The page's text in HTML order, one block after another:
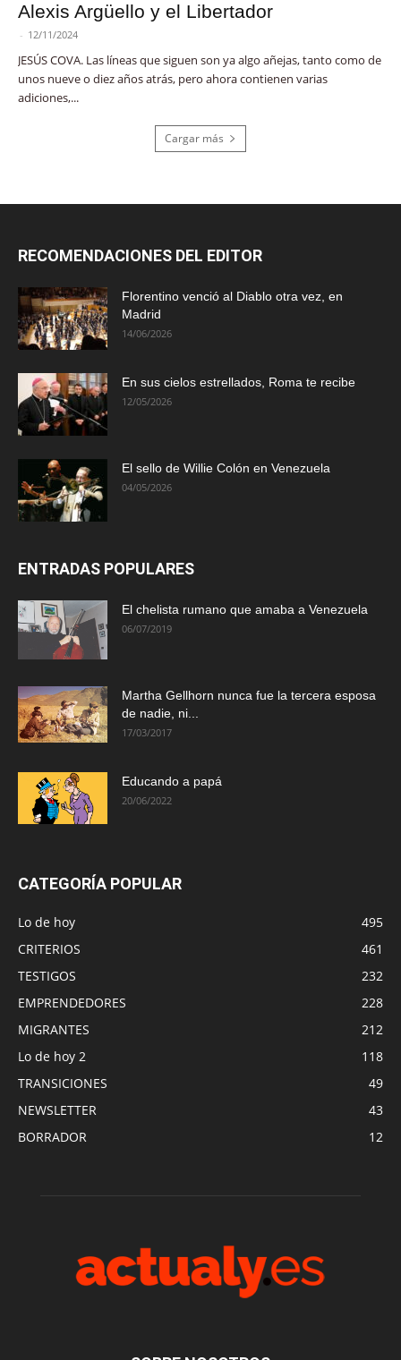
Alexis Argüello y el Libertador
- 12/11/2024
JESÚS COVA. Las líneas que siguen son ya algo añejas, tanto como de
unos nueve o diez años atrás, pero ahora contienen varias
adiciones,...
Cargar más
RECOMENDACIONES DEL EDITOR
Florentino venció al Diablo otra vez, en
Madrid
14/06/2026
En sus cielos estrellados, Roma te recibe
12/05/2026
El sello de Willie Colón en Venezuela
04/05/2026
ENTRADAS POPULARES
El chelista rumano que amaba a Venezuela
06/07/2019
Martha Gellhorn nunca fue la tercera esposa
de nadie, ni...
17/03/2017
Educando a papá
20/06/2022
CATEGORÍA POPULAR
Lo de hoy
495
CRITERIOS
461
TESTIGOS
232
EMPRENDEDORES
228
MIGRANTES
212
Lo de hoy 2
118
TRANSICIONES
49
NEWSLETTER
43
BORRADOR
12